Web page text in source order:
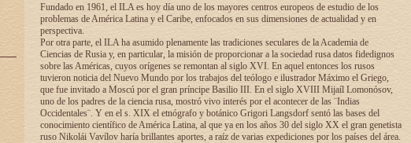
Fundado en 1961, el ILA es hoy día uno de los mayores centros europeos de estudio de los
problemas de América Latina y el Caribe, enfocados en sus dimensiones de actualidad y en
perspectiva.
Por otra parte, el ILA ha asumido plenamente las tradiciones seculares de la Academia de
Ciencias de Rusia y, en particular, la misión de proporcionar a la sociedad rusa datos fidedignos
sobre las Américas, cuyos orígenes se remontan al siglo XVI. En aquel entonces los rusos
tuvieron noticia del Nuevo Mundo por los trabajos del teólogo e ilustrador Máximo el Griego,
que fue invitado a Moscú por el gran príncipe Basilio III. En el siglo XVIII Mijaíl Lomonósov,
uno de los padres de la ciencia rusa, mostró vivo interés por el acontecer de las ¨Indias
Occidentales¨. Y en el s. XIX el etnógrafo y botánico Grigori Langsdorf sentó las bases del
conocimiento científico de América Latina, al que ya en los años 30 del siglo XX el gran genetista
ruso Nikolái Vavílov haría brillantes aportes, a raíz de varias expediciones por los países del área.